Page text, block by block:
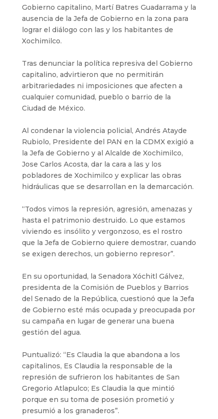
Gobierno capitalino, Martí Batres Guadarrama y la
ausencia de la Jefa de Gobierno en la zona para
lograr el diálogo con las y los habitantes de
Xochimilco.
Tras denunciar la política represiva del Gobierno
capitalino, advirtieron que no permitirán
arbitrariedades ni imposiciones que afecten a
cualquier comunidad, pueblo o barrio de la
Ciudad de México.
Al condenar la violencia policial, Andrés Atayde
Rubiolo, Presidente del PAN en la CDMX exigió a
la Jefa de Gobierno y al Alcalde de Xochimilco,
Jose Carlos Acosta, dar la cara a las y los
pobladores de Xochimilco y explicar las obras
hidráulicas que se desarrollan en la demarcación.
“Todos vimos la represión, agresión, amenazas y
hasta el patrimonio destruido. Lo que estamos
viviendo es insólito y vergonzoso, es el rostro
que la Jefa de Gobierno quiere demostrar, cuando
se exigen derechos, un gobierno represor”.
En su oportunidad, la Senadora Xóchitl Gálvez,
presidenta de la Comisión de Pueblos y Barrios
del Senado de la República, cuestionó que la Jefa
de Gobierno esté más ocupada y preocupada por
su campaña en lugar de generar una buena
gestión del agua.
Puntualizó: “Es Claudia la que abandona a los
capitalinos, Es Claudia la responsable de la
represión de sufrieron los habitantes de San
Gregorio Atlapulco; Es Claudia la que mintió
porque en su toma de posesión prometió y
presumió a los granaderos”.